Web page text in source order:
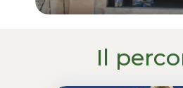
Il